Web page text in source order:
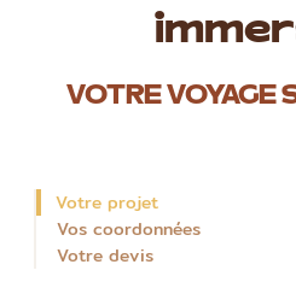
VOTRE VOYAGE
Votre projet
Vos coordonnées
Votre devis